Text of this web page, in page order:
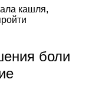
кашля,
боли